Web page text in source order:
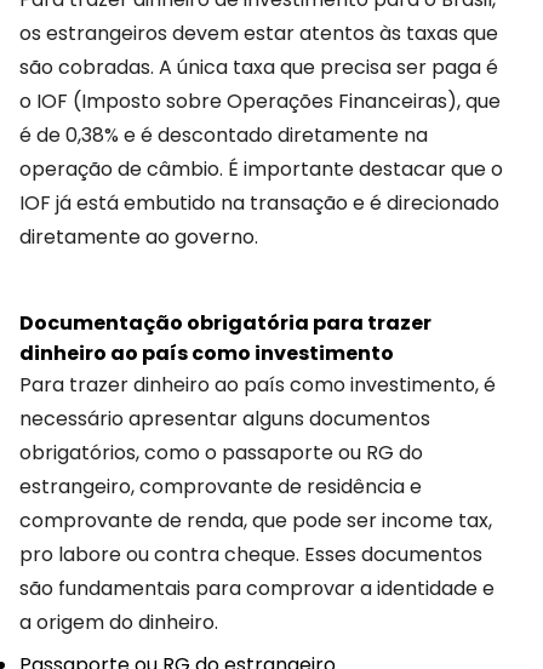
os estrangeiros devem estar atentos às taxas que
são cobradas. A única taxa que precisa ser paga é
o IOF (Imposto sobre Operações Financeiras), que
é de 0,38% e é descontado diretamente na
operação de câmbio. É importante destacar que o
IOF já está embutido na transação e é direcionado
diretamente ao governo.
Documentação obrigatória para trazer
dinheiro ao país como investimento
Para trazer dinheiro ao país como investimento, é
necessário apresentar alguns documentos
obrigatórios, como o passaporte ou RG do
estrangeiro, comprovante de residência e
comprovante de renda, que pode ser income tax,
pro labore ou contra cheque. Esses documentos
são fundamentais para comprovar a identidade e
a origem do dinheiro.